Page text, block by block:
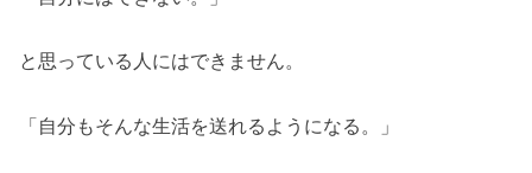
と思っている人にはできません。
「自分もそんな生活を送れるようになる。」